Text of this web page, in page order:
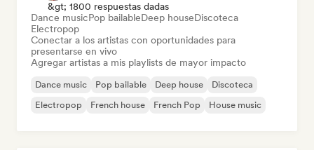
&gt; 1800 respuestas dadas
Dance musicPop bailableDeep houseDiscoteca
Electropop
Conectar a los artistas con oportunidades para
presentarse en vivo
Agregar artistas a mis playlists de mayor impacto
Dance music Pop bailable Deep house
Discoteca
Electropop
French house French Pop House music